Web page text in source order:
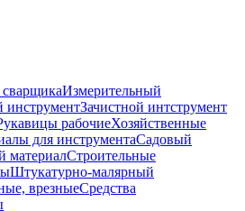
Измерительный
инструментЗачистной интструмент
рабочиеХозяйственные
для инструментаСадовый
материалСтроительные
Штукатурно-малярный
врезныеСредства